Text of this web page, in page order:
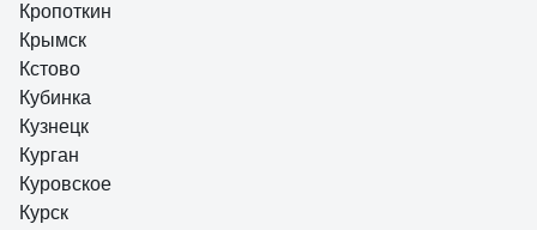
Кропоткин
Крымск
Кстово
Кубинка
Кузнецк
Курган
Куровское
Курск